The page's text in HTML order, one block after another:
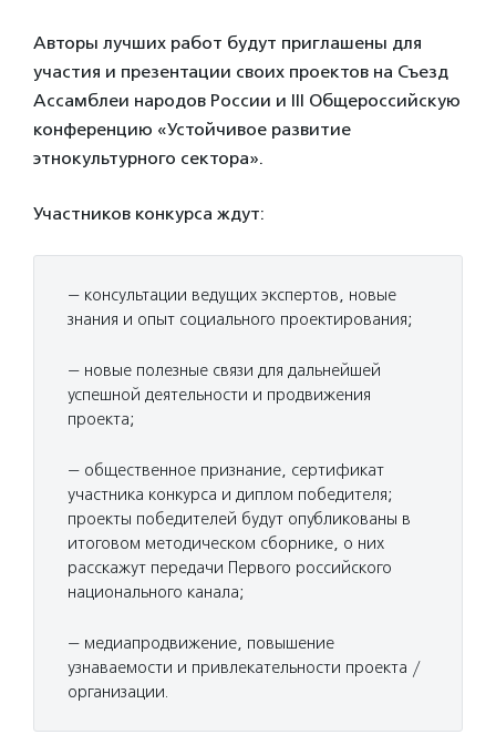
Авторы лучших работ будут приглашены для
участия и презентации своих проектов на Съезд
Ассамблеи народов России и III Общероссийскую
конференцию «Устойчивое развитие
этнокультурного сектора».
Участников конкурса ждут:
— консультации ведущих экспертов, новые
знания и опыт социального проектирования;
— новые полезные связи для дальнейшей
успешной деятельности и продвижения
проекта;
— общественное признание, сертификат
участника конкурса и диплом победителя;
проекты победителей будут опубликованы в
итоговом методическом сборнике, о них
расскажут передачи Первого российского
национального канала;
— медиапродвижение, повышение
узнаваемости и привлекательности проекта /
организации.